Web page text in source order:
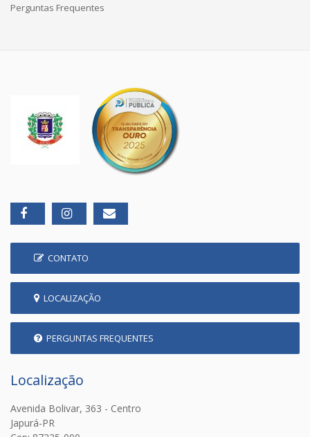
Perguntas Frequentes
CONTATO
LOCALIZAÇÃO
PERGUNTAS FREQUENTES
Localização
Avenida Bolivar, 363 - Centro
Japurá-PR